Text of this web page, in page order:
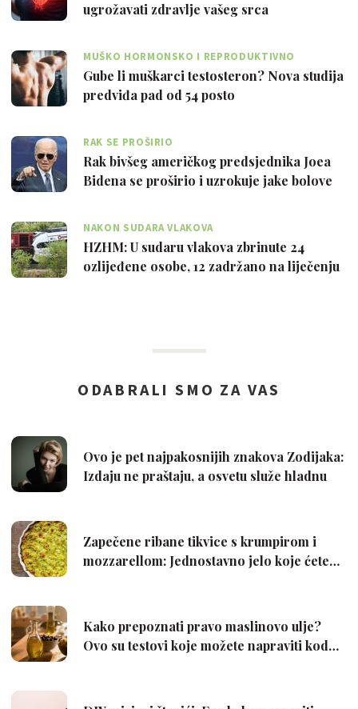
ugrožavati zdravlje vašeg srca
MUŠKO HORMONSKO I REPRODUKTIVNO
ZDRAVLJE
Gube li muškarci testosteron? Nova studija
predviđa pad od 54 posto
RAK SE PROŠIRIO
Rak bivšeg američkog predsjednika Joea
Bidena se proširio i uzrokuje jake bolove
NAKON SUDARA VLAKOVA
HZHM: U sudaru vlakova zbrinute 24
ozlijeđene osobe, 12 zadržano na liječenju